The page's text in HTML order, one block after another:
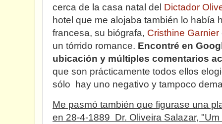
cerca de la casa natal del Dictador
hotel que me alojaba también lo había
francesa, su biógrafa, Cristhine Garnier
un tórrido romance. Encontré en
ubicación y múltiples comentarios
que son prácticamente todos ellos
sólo hay uno negativo y tampoco
Me pasmó también que figurase una
en 28-4-1889 Dr. Oliveira Salazar,